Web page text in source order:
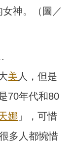
神。（圖／
美 人，但是
70年代和80
娜 」，可惜
多人都惋惜